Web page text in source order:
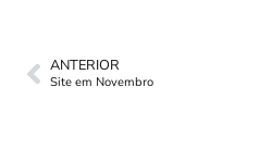
ANTERIOR
Site em Novembro